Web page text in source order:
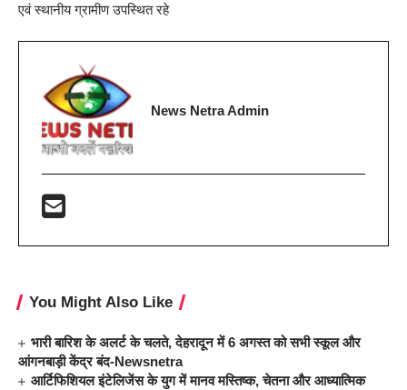
एवं स्थानीय ग्रामीण उपस्थित रहे
News Netra Admin
You Might Also Like
भारी बारिश के अलर्ट के चलते, देहरादून में 6 अगस्त को सभी स्कूल और
आंगनबाड़ी केंद्र बंद-Newsnetra
आर्टिफिशियल इंटेलिजेंस के युग में मानव मस्तिष्क, चेतना और आध्यात्मिक